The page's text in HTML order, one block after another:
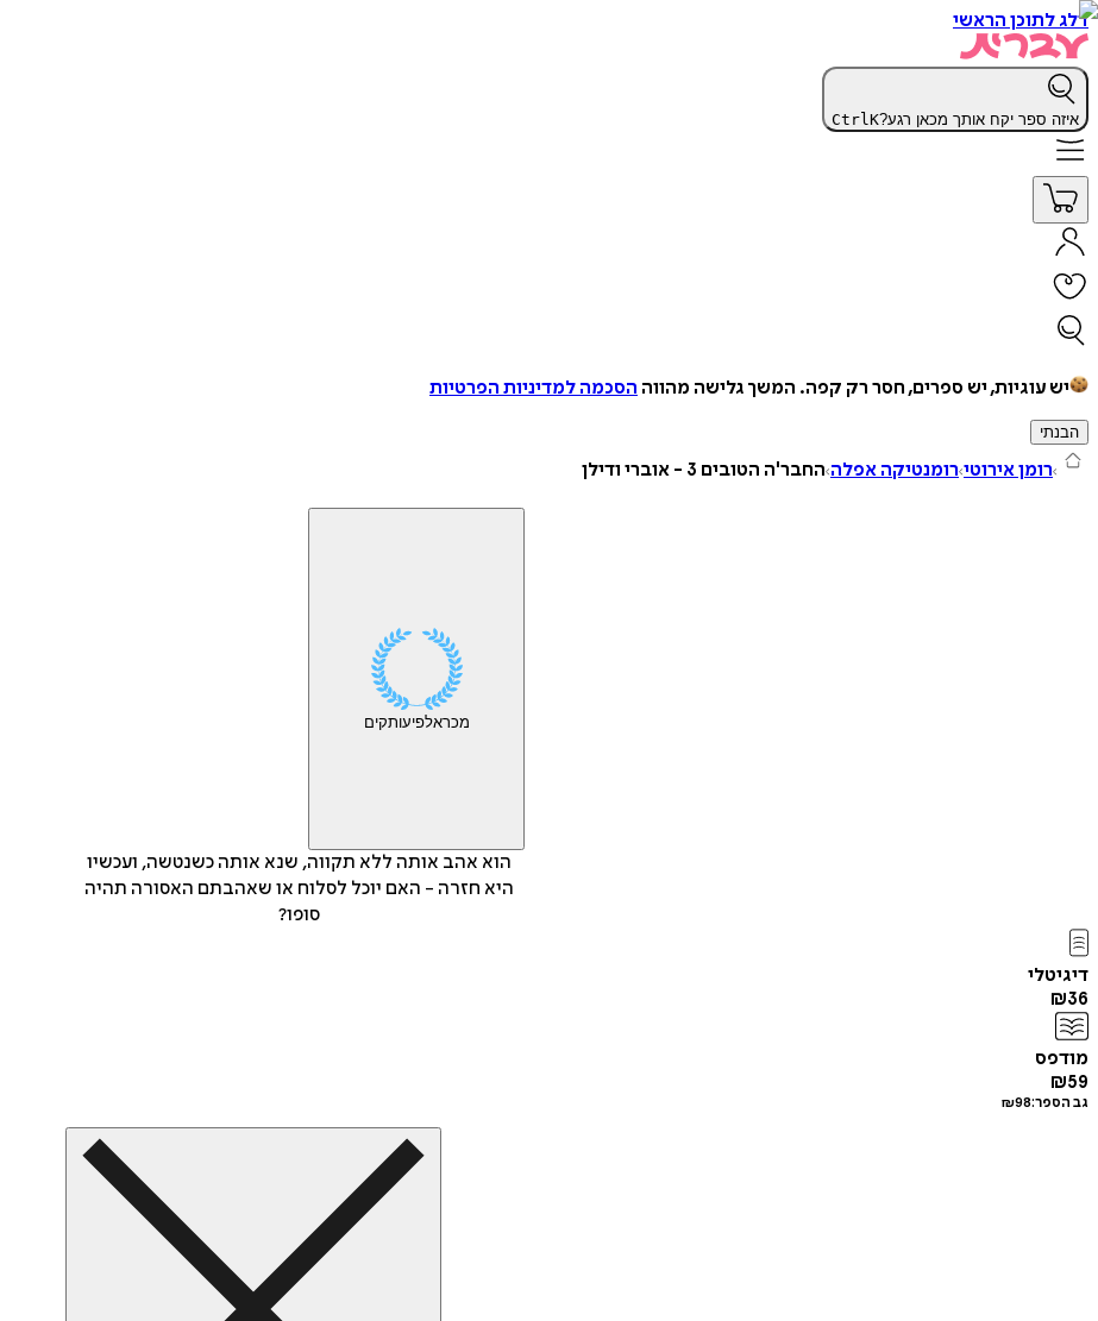
דלג לתוכן הראשי
איזה ספר יקח אותך מכאן רגע? CtrlK
יש עוגיות, יש ספרים, חסר רק קפה. המשך גלישה מהווה הסכמה למדיניות הפרטיות
הבנתי
רומן אירוטי רומנטיקה אפלה החבר'ה הטובים 3 - אוברי ודילן
מכראלפיעותקים
הוא אהב אותה ללא תקווה, שנא אותה כשנטשה, ועכשיו
היא חזרה - האם יוכל לסלוח או שאהבתם האסורה תהיה
סופו?
דיגיטלי
₪36
מודפס
₪59
גב הספר: ₪98